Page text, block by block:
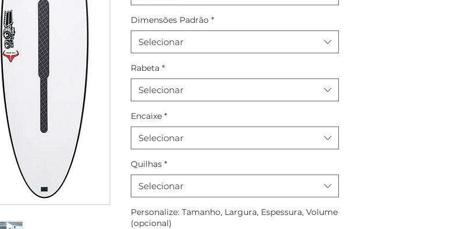
Dimensões Padrão *
Selecionar
Rabeta *
Selecionar
Encaixe *
Selecionar
Quilhas *
Selecionar
Personalize: Tamanho, Largura, Espessura, Volume
(opcional)